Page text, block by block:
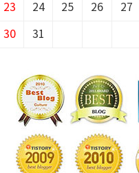
23 24 25 26 27
30 31